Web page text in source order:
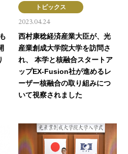
トピックス
2023.04.24
西村康稔経済産業大臣が、光
産業創成大学院大学を訪問さ
れ、 本学と核融合スタートア
ップEX-Fusion社が進めるレ
ーザー核融合の取り組みにつ
いて視察されました